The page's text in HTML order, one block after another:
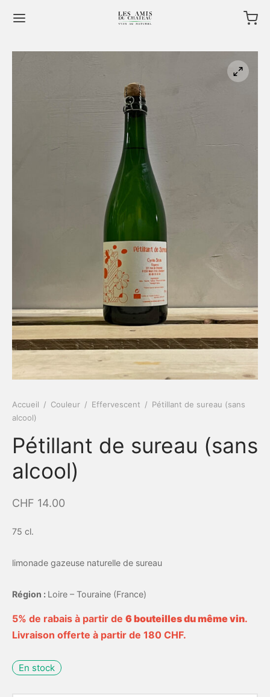
Accueil / Couleur / Effervescent / Pétillant de sureau (sans
alcool)
Pétillant de sureau (sans
alcool)
CHF 14.00
75 cl.
limonade gazeuse naturelle de sureau
Région : Loire – Touraine (France)
5% de rabais à partir de 6 bouteilles du même vin.
Livraison offerte à partir de 180 CHF.
En stock